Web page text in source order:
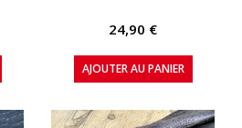
24,90 €
AJOUTER AU PANIER